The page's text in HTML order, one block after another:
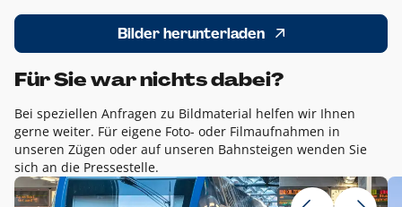
Bilder herunterladen
Für Sie war nichts dabei?
Bei speziellen Anfragen zu Bildmaterial helfen wir Ihnen
gerne weiter. Für eigene Foto- oder Filmaufnahmen in
unseren Zügen oder auf unseren Bahnsteigen wenden Sie
sich an die Pressestelle.